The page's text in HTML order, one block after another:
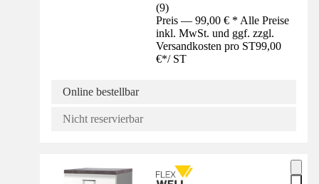
(9)
Preis — 99,00 € * Alle Preise
inkl. MwSt. und ggf. zzgl.
Versandkosten pro ST99,00
€*/ ST
Online bestellbar
Nicht reservierbar